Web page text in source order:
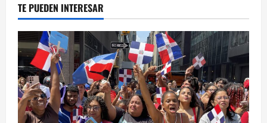
TE PUEDEN INTERESAR